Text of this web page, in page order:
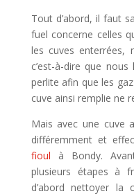
Tout d’abord, il faut
fuel concerne celles
les cuves enterrées,
c’est-à-dire que
perlite afin que les
cuve ainsi remplie ne
Mais avec une cuve
différemment et
fioul
à Bondy.
plusieurs étapes à
d’abord nettoyer